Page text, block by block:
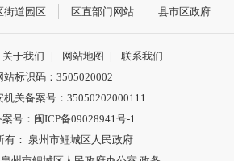
街道园区 区直部门网站 县市区政府
关于我们 | 网站地图 |
联系我们
站标识码：3505020002
机关备案号：35050202000111
案号：闽ICP备09028941号-1
有： 泉州市鲤城区人民政府